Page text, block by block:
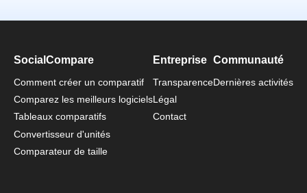
SocialCompare
Comment créer un comparatif
Comparez les meilleurs logiciels
Tableaux comparatifs
Convertisseur d'unités
Comparateur de taille
Entreprise
Transparence
Légal
Contact
Communauté
Dernières activités